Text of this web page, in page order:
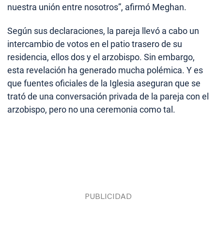
nuestra unión entre nosotros”, afirmó Meghan.
Según sus declaraciones, la pareja llevó a cabo un
intercambio de votos en el patio trasero de su
residencia, ellos dos y el arzobispo. Sin embargo,
esta revelación ha generado mucha polémica. Y es
que fuentes oficiales de la Iglesia aseguran que se
trató de una conversación privada de la pareja con el
arzobispo, pero no una ceremonia como tal.